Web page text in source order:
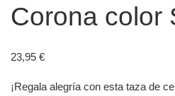
Corona color
23,95 €
¡Regala alegría con esta taza de